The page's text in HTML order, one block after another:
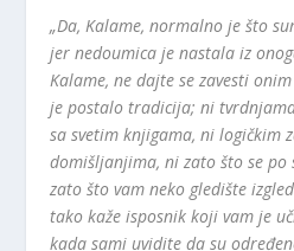
„Da, Kalame, normalno je što
jer nedoumica je nastala iz
Kalame, ne dajte se zavesti
je postalo tradicija; ni
sa svetim knjigama, ni logičkim
domišljanjima, ni zato što se po
zato što vam neko gledište
tako kaže isposnik koji vam je
kada sami uvidite da su